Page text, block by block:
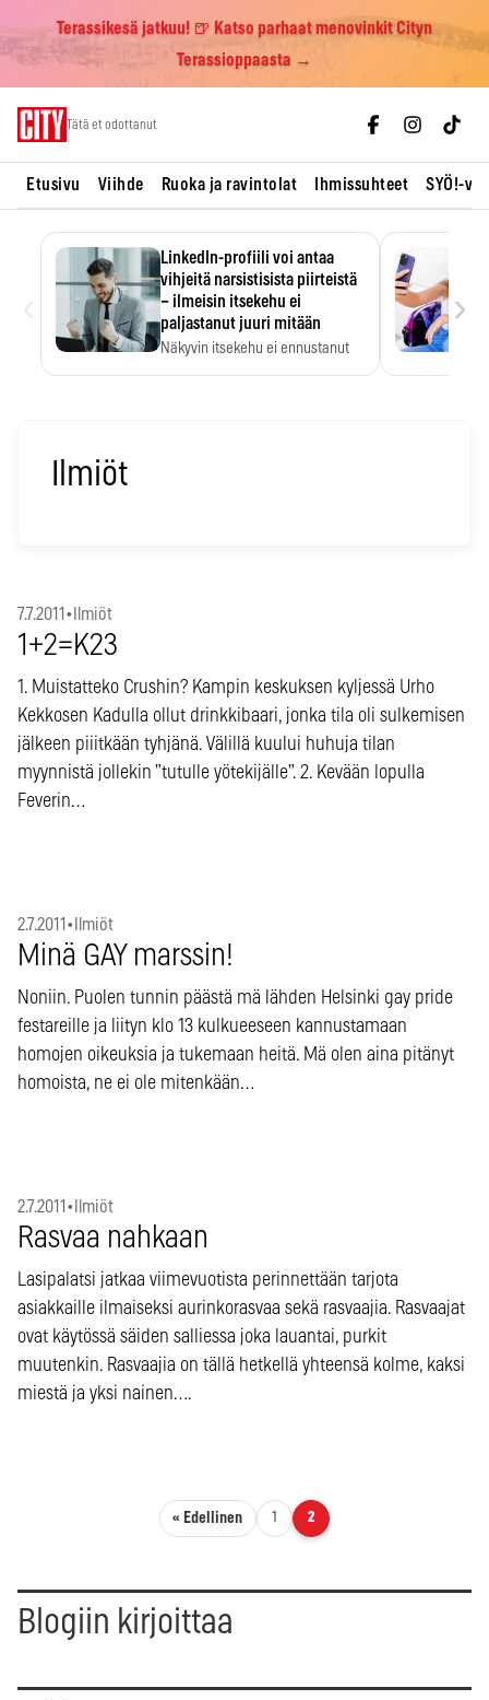
Terassikesä jatkuu! 🍺 Katso parhaat menovinkit Cityn
Terassioppaasta →
Tätä et odottanut
Etusivu Viihde Ruoka ja ravintolat Ihmissuhteet SYÖ!-
LinkedIn-profiili voi antaa
vihjeitä narsistisista piirteistä
– ilmeisin itsekehu ei
paljastanut juuri mitään
Näkyvin itsekehu ei ennustanut
›
Ilmiöt
7.7.2011 • Ilmiöt
1+2=K23
1. Muistatteko Crushin? Kampin keskuksen kyljessä Urho
Kekkosen Kadulla ollut drinkkibaari, jonka tila oli sulkemisen
jälkeen piiitkään tyhjänä. Välillä kuului huhuja tilan
myynnistä jollekin ”tutulle yötekijälle”. 2. Kevään lopulla
Feverin…
2.7.2011 • Ilmiöt
Minä GAY marssin!
Noniin. Puolen tunnin päästä mä lähden Helsinki gay pride
festareille ja liityn klo 13 kulkueeseen kannustamaan
homojen oikeuksia ja tukemaan heitä. Mä olen aina pitänyt
homoista, ne ei ole mitenkään…
2.7.2011 • Ilmiöt
Rasvaa nahkaan
Lasipalatsi jatkaa viimevuotista perinnettään tarjota
asiakkaille ilmaiseksi aurinkorasvaa sekä rasvaajia. Rasvaajat
ovat käytössä säiden salliessa joka lauantai, purkit
muutenkin. Rasvaajia on tällä hetkellä yhteensä kolme, kaksi
miestä ja yksi nainen….
Artikkelien sivutus
« Edellinen 1 2
Blogiin kirjoittaa